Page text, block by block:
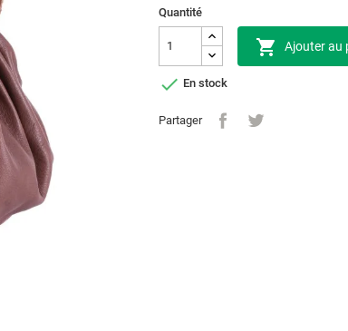
Quantité
 Ajouter au
 En stock
Partager